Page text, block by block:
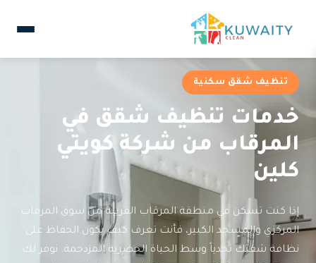
تنظيف شقق سكنية
خدمات تنظيف شقق في
المرقاب من شركة كويتي
كلين
إذا كنت تسكن في منطقة المرقاب القريبة من سوق المرقاب
المركزي والمسجد الكبير، فأنت تعرف كيف يكون الحفاظ على
نظافة شقتك تحدياً وسط الحياة الحضرية المزدحمة. نوفر لك